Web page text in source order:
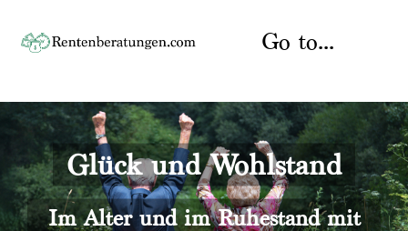
content
Go to...
Startseite
Rente
Rentenberater
Über uns
Kontakt
Glück und Wohlstand
Im Alter und im Ruhestand mit